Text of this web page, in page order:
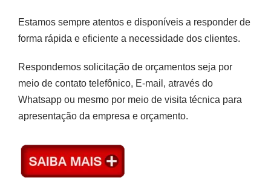
Estamos sempre atentos e disponíveis a responder de
forma rápida e eficiente a necessidade dos clientes.
Respondemos solicitação de orçamentos seja por
meio de contato telefônico, E-mail, através do
Whatsapp ou mesmo por meio de visita técnica para
apresentação da empresa e orçamento.